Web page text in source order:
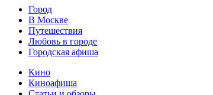
Город
В Москве
Путешествия
Любовь в городе
Городская афиша
Кино
Киноафиша